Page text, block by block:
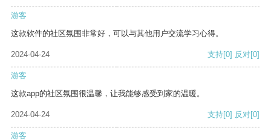
游客
这款软件的社区氛围非常好，可以与其他用户交流学习心得。
2024-04-24 支持[0] 反对[0]
游客
这款app的社区氛围很温馨，让我能够感受到家的温暖。
2024-04-24 支持[0] 反对[0]
游客